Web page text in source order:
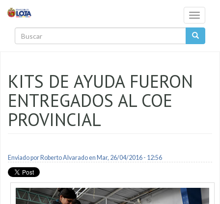
Toggle
KITS DE AYUDA FUERON
ENTREGADOS AL COE
PROVINCIAL
Enviado por Roberto Alvaradoen Mar, 26/04/2016 - 12:56